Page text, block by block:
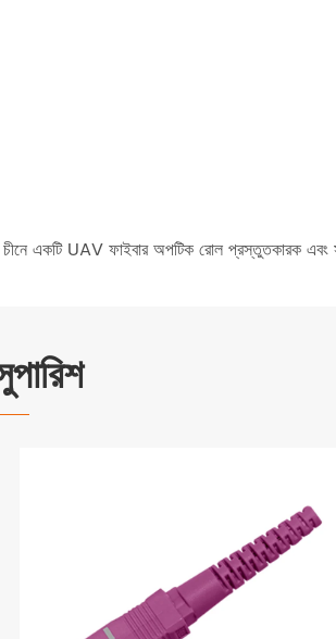
একটি UAV ফাইবার অপটিক রোল প্রস্তুতকারক এবং